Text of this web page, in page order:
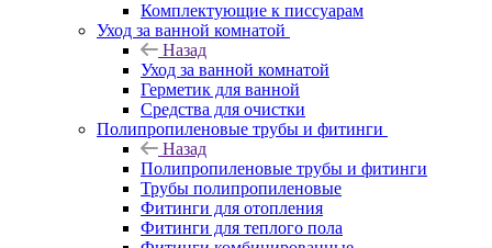
Комплектующие к писсуарам
Уход за ванной комнатой
Назад
Уход за ванной комнатой
Герметик для ванной
Средства для очистки
Полипропиленовые трубы и фитинги
Назад
Полипропиленовые трубы и фитинги
Трубы полипропиленовые
Фитинги для отопления
Фитинги для теплого пола